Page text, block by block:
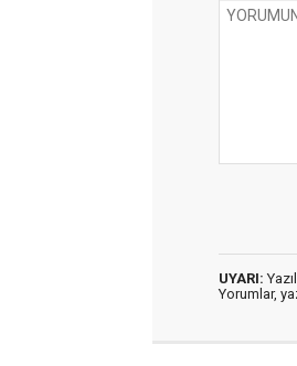
UYARI:
Yorumlar,